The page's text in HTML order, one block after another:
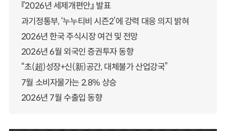
『2026년 세제개편안』 발표
과기정통부, ‘누누티비 시즌2’에 강력 대응 의지 밝혀
2026년 한국 주식시장 여건 및 전망
2026년 6월 외국인 증권투자 동향
“초(超)성장+신(新)공간, 대체불가 산업강국”
7월 소비자물가는 2.8% 상승
2026년 7월 수출입 동향